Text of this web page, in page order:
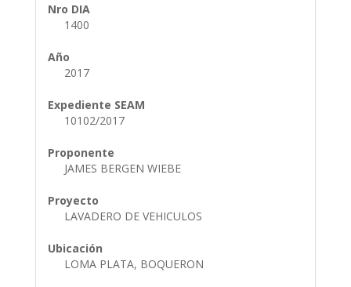
Nro DIA
1400
Año
2017
Expediente SEAM
10102/2017
Proponente
JAMES BERGEN WIEBE
Proyecto
LAVADERO DE VEHICULOS
Ubicación
LOMA PLATA, BOQUERON